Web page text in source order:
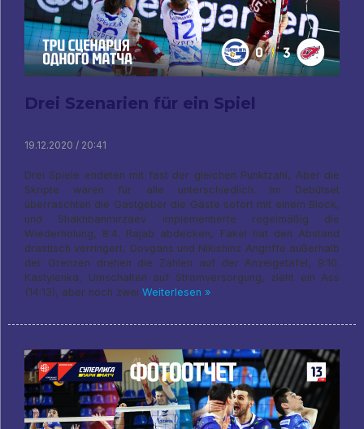
Drei Szenarien für ein Spiel
19.12.2020 / 20:41
Drei Spiele endeten mit fast der gleichen Punktzahl, Aber die
Skripte waren für alle unterschiedlich. Im Debütset
überraschten die Gastgeber die Gäste sofort mit einem Block,
und Shakhbanmirzaev implementierte regelmäßig die
Wiederholung, 8:4. Rajab abdecken, Fakel hat den Abstand
drastisch verringert, Dovgans und Nikishins Angriffe außerhalb
der Grenzen drehen die Zahlen auf der Anzeigetafel, 9:10.
Kastylenka, Umschalten auf Stromversorgung, zieht ein Ass
(14:13), aber noch zwei Weiterlesen »